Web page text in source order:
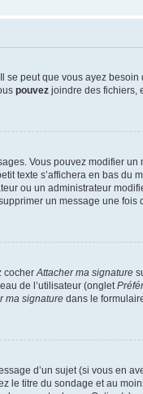
peut que vous ayez
pouvez joindre des fichiers,
Vous pouvez modifier
texte s’affichera en bas du
ou un administrateur
un message une fois
cocherAttacher ma signature
de l’utilisateur (onglet
ma signature dans le
d’un sujet (si vous en
le titre du sondage et au